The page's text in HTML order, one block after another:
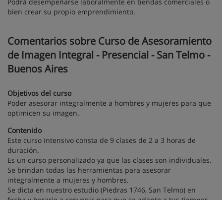
Podrá desempeñarse laboralmente en tiendas comerciales o
bien crear su propio emprendimiento.
Comentarios sobre Curso de Asesoramiento
de Imagen Integral - Presencial - San Telmo -
Buenos Aires
Objetivos del curso
Poder asesorar integralmente a hombres y mujeres para que
optimicen su imagen.
Contenido
Este curso intensivo consta de 9 clases de 2 a 3 horas de
duración.
Es un curso personalizado ya que las clases son individuales.
Se brindan todas las herramientas para asesorar
integralmente a mujeres y hombres.
Se dicta en nuestro estudio (Piedras 1746, San Telmo) en